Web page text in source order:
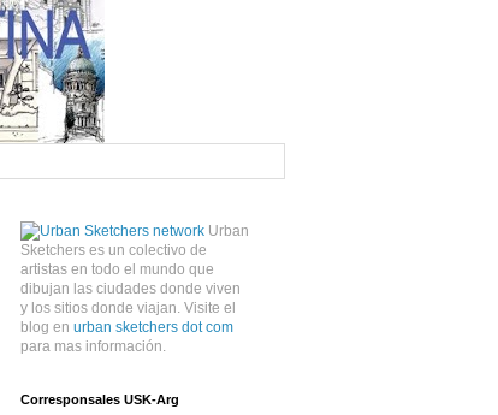
Urban
Sketchers es un colectivo de
artistas en todo el mundo que
dibujan las ciudades donde viven
y los sitios donde viajan. Visite el
blog en urban sketchers dot com
para mas información.
Corresponsales USK-Arg